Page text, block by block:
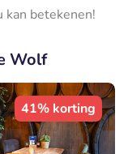
kan betekenen!
Wolf
41% korting